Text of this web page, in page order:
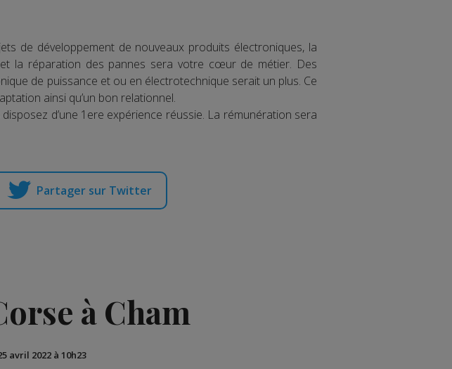
de développement de nouveaux produits électroniques, la
la réparation des pannes sera votre cœur de métier. Des
de puissance et ou en électrotechnique serait un plus. Ce
ainsi qu’un bon relationnel.
d’une 1ere expérience réussie. La rémunération sera
Partager sur Twitter
à Cham
avril 2022 à 10h23